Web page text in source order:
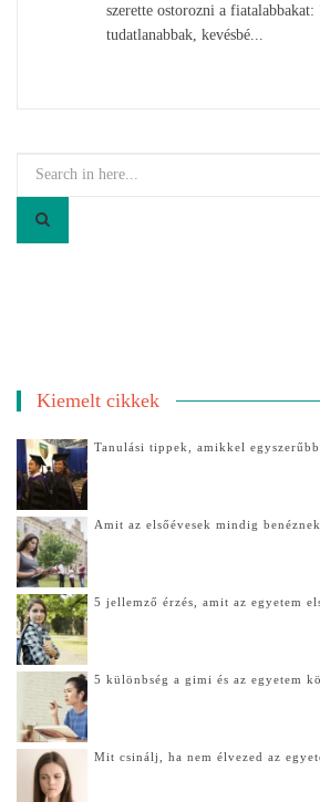
szerette ostorozni a
tudatlanabbak, kevésbé...
Kiemelt cikkek
Tanulási tippek, amikkel
Amit az elsőévesek mindig benéznek
5 jellemző érzés, amit az egyetem
5 különbség a gimi és az egyetem
Mit csinálj, ha nem élvezed az